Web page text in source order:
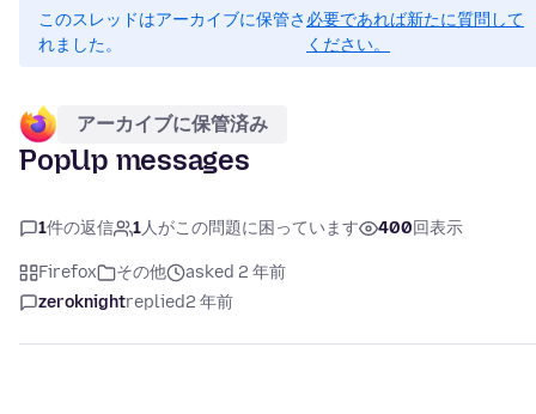
このスレッドはアーカイブに保管さ
れました。
必要であれば新たに質問して
ください。
アーカイブに保管済み
PopUp messages
1件の返信 1人がこの問題に困っています 400回表示
Firefox その他
asked 2 年前
zeroknightreplied2 年前